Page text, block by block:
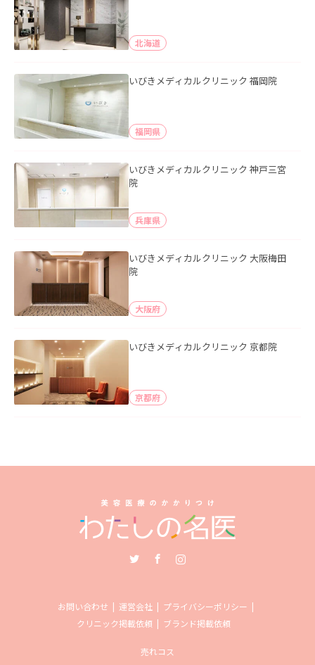
北海道
いびきメディカルクリニック 福岡院
福岡県
いびきメディカルクリニック 神戸三宮
院
兵庫県
いびきメディカルクリニック 大阪梅田
院
大阪府
いびきメディカルクリニック 京都院
京都府
お問い合わせ 運営会社
プライバシーポリシー
クリニック掲載依頼
ブランド掲載依頼
売れコス